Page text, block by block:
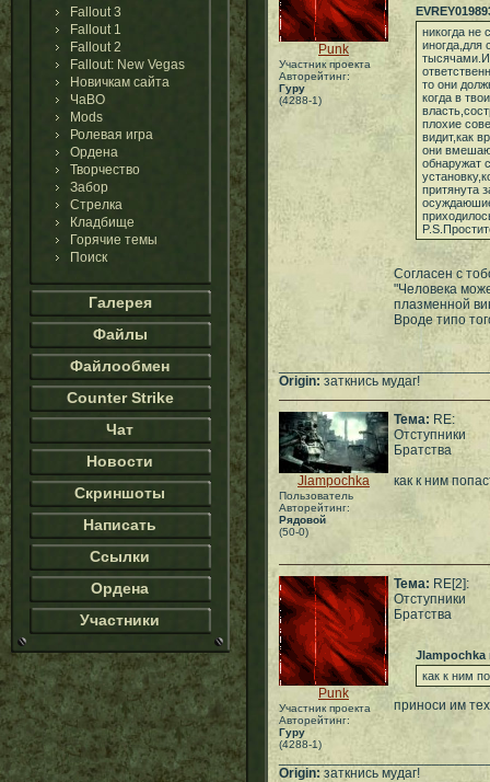
Fallout 3
Fallout 1
Fallout 2
Fallout: New Vegas
Новичкам сайта
ЧаВО
Mods
Ролевая игра
Ордена
Творчество
Забор
Стрелка
Кладбище
Горячие темы
Поиск
Галерея
Файлы
Файлообмен
Counter Strike
Чат
Новости
Скриншоты
Написать
Ссылки
Ордена
Участники
Punk
Участник проекта
Авторейтинг:
Гуру
(4288-1)
никогда не
иногда,для
тысячами.И
то они
когда в
плохие
видит,как
они
обнаружат
притянута
Согласен с
"Человека
плазменной
Вроде типо
Origin: заткнись мудаг!
Jlampochka
Пользователь
Авторейтинг:
Рядовой
(50-0)
Тема: RE:
Отступники
Братства
как к ним
Punk
Участник проекта
Авторейтинг:
Гуру
(4288-1)
Тема: RE[2]:
Отступники
Братства
Jlampochka
как к ним
приноси им
Origin: заткнись мудаг!